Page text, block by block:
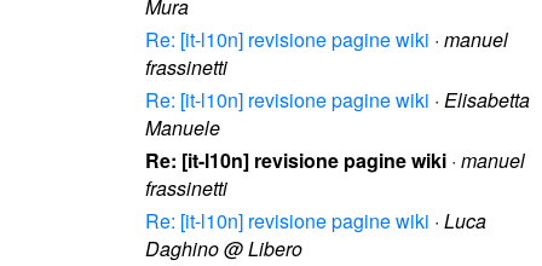
Mura
Re: [it-l10n] revisione pagine wiki · manuel
frassinetti
Re: [it-l10n] revisione pagine wiki · Elisabetta
Manuele
Re: [it-l10n] revisione pagine wiki · manuel
frassinetti
Re: [it-l10n] revisione pagine wiki · Luca
Daghino @ Libero